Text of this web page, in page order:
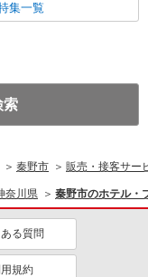
集一覧
索
秦野市 販売・接客サー
奈川県 秦野市のホテル・
る質問
規約